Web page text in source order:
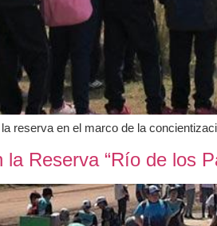
reserva en el marco de la
Reserva “Río de los